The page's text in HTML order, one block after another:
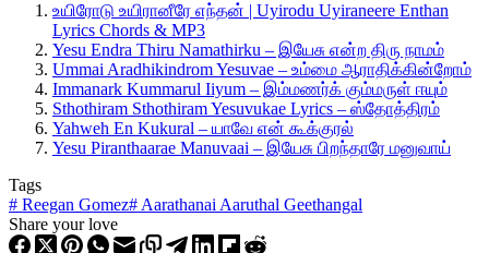
உயிரோடு உயிரானீரே எந்தன் | Uyirodu Uyiraneere Enthan
Lyrics Chords & MP3
Yesu Endra Thiru Namathirku – இயேசு என்ற திரு நாமம்
Ummai Aradhikindrom Yesuvae – உம்மை ஆராதிக்கின்றோம்
Immanark Kummarul Iiyum – இம்மணர்க் கும்மருள் ஈயும்
Sthothiram Sthothiram Yesuvukae Lyrics – ஸ்தோத்திரம்
Yahweh En Kukural – யாவே என் கூக்குரல்
Yesu Piranthaarae Manuvaai – இயேசு பிறந்தாரே மனுவாய்
Tags
# Reegan Gomez# Aarathanai Aaruthal Geethangal
Share your love